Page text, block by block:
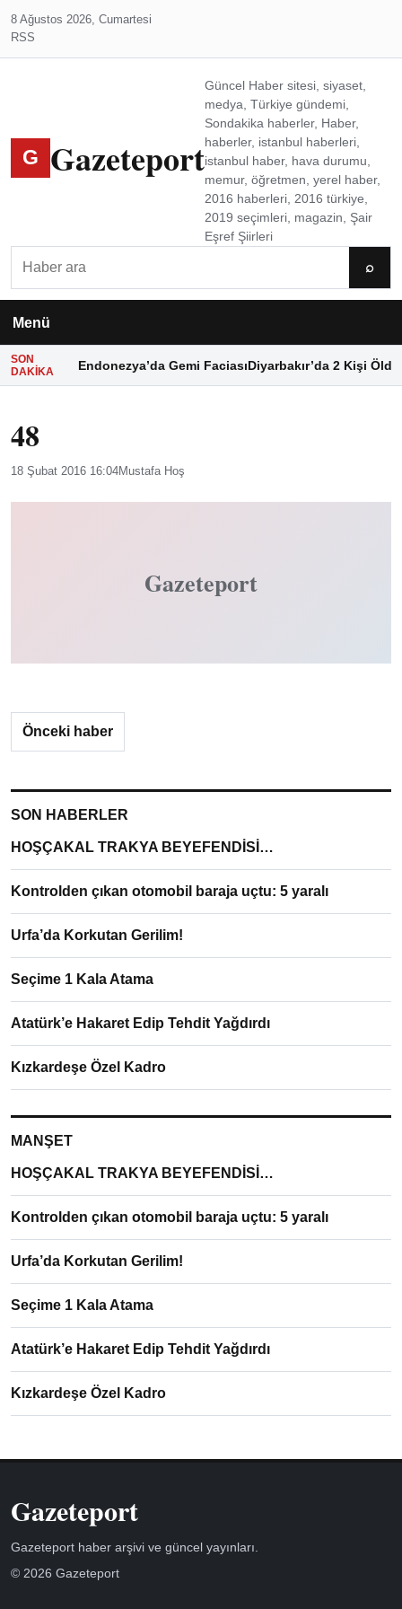
8 Ağustos 2026, Cumartesi
RSS
G Gazeteport
Güncel Haber sitesi, siyaset,
medya, Türkiye gündemi,
Sondakika haberler, Haber,
haberler, istanbul haberleri,
istanbul haber, hava durumu,
memur, öğretmen, yerel haber,
2016 haberleri, 2016 türkiye,
2019 seçimleri, magazin, Şair
Eşref Şiirleri
⌕
Menü
SON
DAKIKA
Endonezya’da Gemi FaciasıDiyarbakır’da 2 Kişi Öldü
48
18 Şubat 2016 16:04Mustafa Hoş
Gazeteport
Önceki haber
SON HABERLER
HOŞÇAKAL TRAKYA BEYEFENDİSİ…
Kontrolden çıkan otomobil baraja uçtu: 5 yaralı
Urfa’da Korkutan Gerilim!
Seçime 1 Kala Atama
Atatürk’e Hakaret Edip Tehdit Yağdırdı
Kızkardeşe Özel Kadro
MANŞET
HOŞÇAKAL TRAKYA BEYEFENDİSİ…
Kontrolden çıkan otomobil baraja uçtu: 5 yaralı
Urfa’da Korkutan Gerilim!
Seçime 1 Kala Atama
Atatürk’e Hakaret Edip Tehdit Yağdırdı
Kızkardeşe Özel Kadro
Gazeteport
Gazeteport haber arşivi ve güncel yayınları.
© 2026 Gazeteport